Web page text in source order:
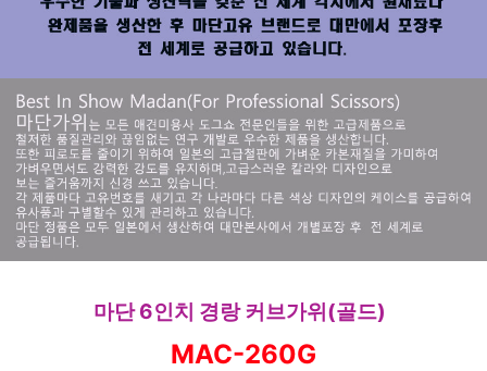
마단 6인치 경랑 커브가위(골드)
MAC-260G